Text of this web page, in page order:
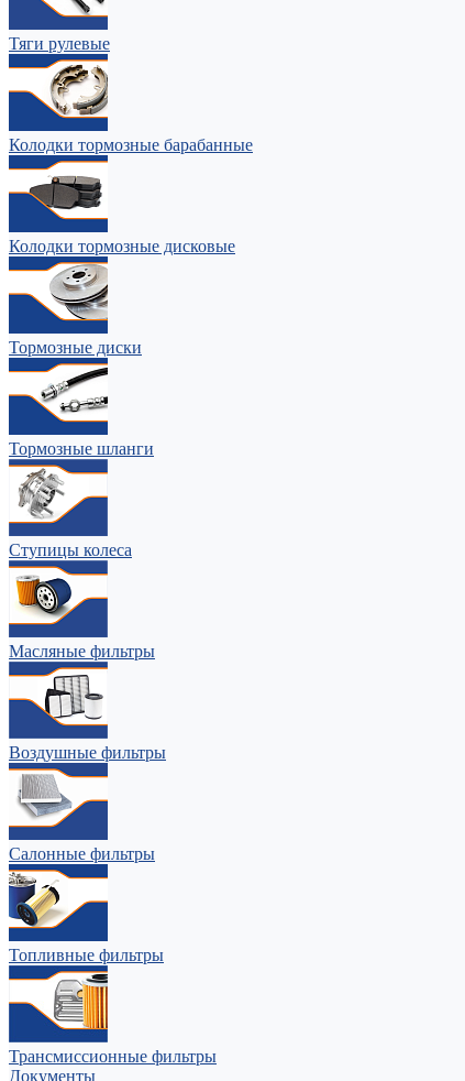
Тяги рулевые
Колодки тормозные барабанные
Колодки тормозные дисковые
Тормозные диски
Тормозные шланги
Ступицы колеса
Масляные фильтры
Воздушные фильтры
Салонные фильтры
Топливные фильтры
Трансмиссионные фильтры
Документы